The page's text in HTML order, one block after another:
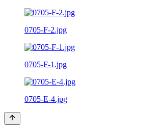
0705-F-2.jpg
0705-F-1.jpg
0705-E-4.jpg